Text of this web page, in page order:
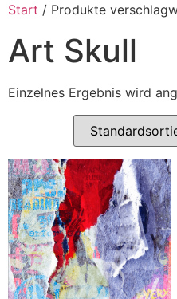
Start / Produkte
Art Skull
Einzelnes Ergebnis wird